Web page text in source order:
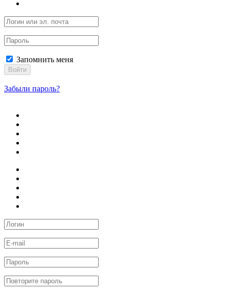
Запомнить меня
Войти
Забыли пароль?